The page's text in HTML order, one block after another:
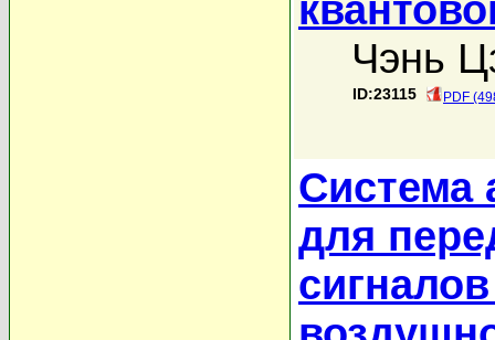
Чэнь
ID:23115 PDF
Система
для